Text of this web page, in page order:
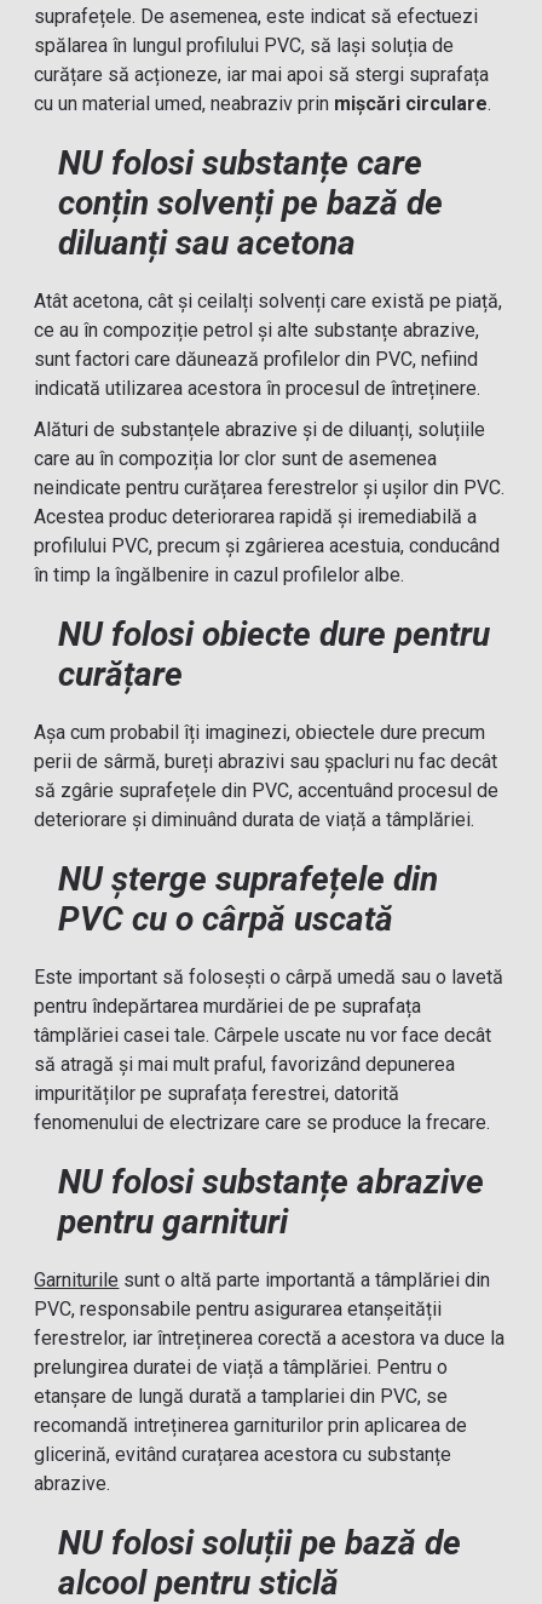
suprafețele. De asemenea, este indicat să efectuezi
spălarea în lungul profilului PVC, să lași soluția de
curățare să acționeze, iar mai apoi să stergi suprafața
cu un material umed, neabraziv prin mișcări circulare.
NU folosi substanțe care
conțin solvenți pe bază de
diluanți sau acetona
Atât acetona, cât și ceilalți solvenți care există pe piață,
ce au în compoziție petrol și alte substanțe abrazive,
sunt factori care dăunează profilelor din PVC, nefiind
indicată utilizarea acestora în procesul de întreținere.
Alături de substanțele abrazive și de diluanți, soluțiile
care au în compoziția lor clor sunt de asemenea
neindicate pentru curățarea ferestrelor și ușilor din PVC.
Acestea produc deteriorarea rapidă și iremediabilă a
profilului PVC, precum și zgârierea acestuia, conducând
în timp la îngălbenire in cazul profilelor albe.
NU folosi obiecte dure pentru
curățare
Așa cum probabil îți imaginezi, obiectele dure precum
perii de sârmă, bureți abrazivi sau șpacluri nu fac decât
să zgârie suprafețele din PVC, accentuând procesul de
deteriorare și diminuând durata de viață a tâmplăriei.
NU șterge suprafețele din
PVC cu o cârpă uscată
Este important să folosești o cârpă umedă sau o lavetă
pentru îndepărtarea murdăriei de pe suprafața
tâmplăriei casei tale. Cârpele uscate nu vor face decât
să atragă și mai mult praful, favorizând depunerea
impurităților pe suprafața ferestrei, datorită
fenomenului de electrizare care se produce la frecare.
NU folosi substanțe abrazive
pentru garnituri
Garniturile sunt o altă parte importantă a tâmplăriei din
PVC, responsabile pentru asigurarea etanșeității
ferestrelor, iar întreținerea corectă a acestora va duce la
prelungirea duratei de viață a tâmplăriei. Pentru o
etanșare de lungă durată a tamplariei din PVC, se
recomandă intreținerea garniturilor prin aplicarea de
glicerină, evitând curațarea acestora cu substanțe
abrazive.
NU folosi soluții pe bază de
alcool pentru sticlă